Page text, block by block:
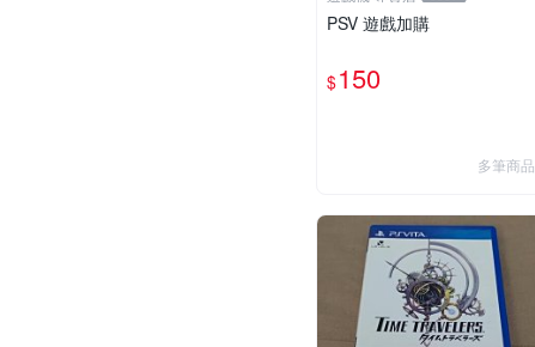
PSV 遊戲加購
$150
多筆商品